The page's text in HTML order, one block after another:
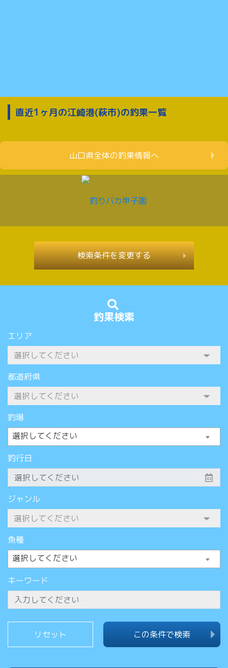
釣果検索
エリア
都道府県
釣場
選択してください
釣行日
ジャンル
魚種
選択してください
キーワード
この条件で検索
直近1ヶ月の江崎港(萩市)の釣果一覧
山口県全体の釣果情報へ
検索条件を変更する